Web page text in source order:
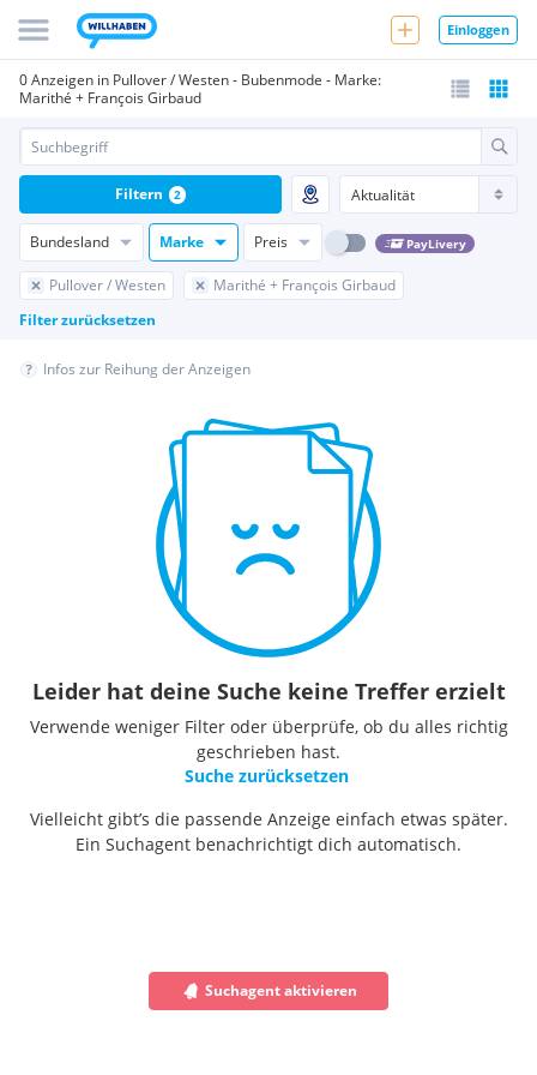
Einloggen
0 Anzeigen in Pullover / Westen - Bubenmode - Marke:
Marithé + François Girbaud
Bundesland Marke Preis PayLivery
Pullover / Westen
Marithé + François Girbaud
Filter zurücksetzen
Filtern 2
Infos zur Reihung der Anzeigen
Leider hat deine Suche keine Treffer erzielt
Verwende weniger Filter oder überprüfe, ob du alles richtig
geschrieben hast.
Suche zurücksetzen
Vielleicht gibt’s die passende Anzeige einfach etwas später.
Ein Suchagent benachrichtigt dich automatisch.
Suchagent aktivieren